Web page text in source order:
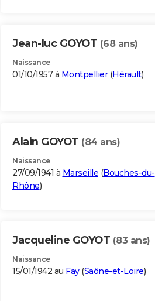
Jean-luc GOYOT (68 ans)
Naissance
01/10/1957 à Montpellier(Hérault)
Alain GOYOT (84 ans)
Naissance
27/09/1941 à Marseille (Bouches-du-
Rhône)
Jacqueline GOYOT (83 ans)
Naissance
15/01/1942 au Fay(Saône-et-Loire)